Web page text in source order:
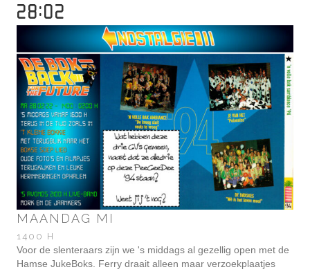
28:02
MAANDAG MI
1400 H
Voor de slenteraars zijn we 's middags al gezellig open met de
Hamse JukeBoks. Ferry draait alleen maar verzoekplaatjes